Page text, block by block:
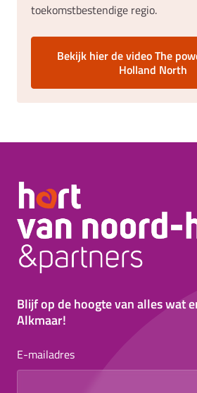
toekomstbestendige regio.
Bekijk hier de video The
Holland North
Blijf op de hoogte van alles wat
Alkmaar!
E-mailadres